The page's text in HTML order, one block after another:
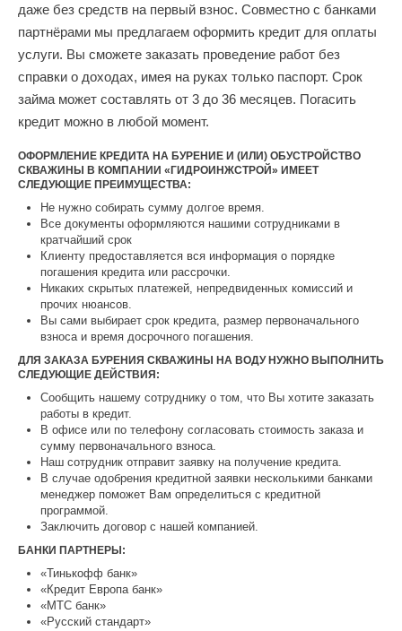
даже без средств на первый взнос. Совместно с банками
партнёрами мы предлагаем оформить кредит для оплаты
услуги. Вы сможете заказать проведение работ без
справки о доходах, имея на руках только паспорт. Срок
займа может составлять от 3 до 36 месяцев. Погасить
кредит можно в любой момент.
ОФОРМЛЕНИЕ КРЕДИТА НА БУРЕНИЕ И (ИЛИ) ОБУСТРОЙСТВО
СКВАЖИНЫ В КОМПАНИИ «ГИДРОИНЖСТРОЙ» ИМЕЕТ
СЛЕДУЮЩИЕ ПРЕИМУЩЕСТВА:
Не нужно собирать сумму долгое время.
Все документы оформляются нашими сотрудниками в
кратчайший срок
Клиенту предоставляется вся информация о порядке
погашения кредита или рассрочки.
Никаких скрытых платежей, непредвиденных комиссий и
прочих нюансов.
Вы сами выбирает срок кредита, размер первоначального
взноса и время досрочного погашения.
ДЛЯ ЗАКАЗА БУРЕНИЯ СКВАЖИНЫ НА ВОДУ НУЖНО ВЫПОЛНИТЬ
СЛЕДУЮЩИЕ ДЕЙСТВИЯ:
Сообщить нашему сотруднику о том, что Вы хотите заказать
работы в кредит.
В офисе или по телефону согласовать стоимость заказа и
сумму первоначального взноса.
Наш сотрудник отправит заявку на получение кредита.
В случае одобрения кредитной заявки несколькими банками
менеджер поможет Вам определиться с кредитной
программой.
Заключить договор с нашей компанией.
БАНКИ ПАРТНЕРЫ:
«Тинькофф банк»
«Кредит Европа банк»
«МТС банк»
«Русский стандарт»